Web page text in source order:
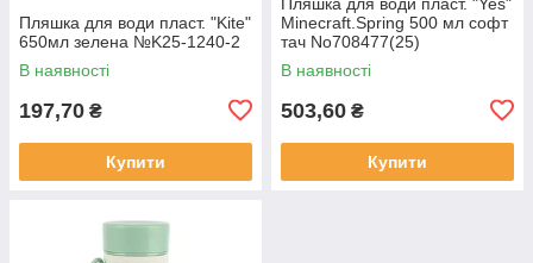
Пляшка для води пласт. "Kite"
650мл зелена №K25-1240-2
В наявності
197,70 ₴
Купити
Minecraft.Spring 500 мл софт
тач No708477(25)
В наявності
503,60 ₴
Купити